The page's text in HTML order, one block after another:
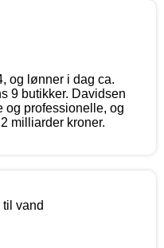
og lønner i dag ca.
9 butikker. Davidsen
og professionelle, og
milliarder kroner.